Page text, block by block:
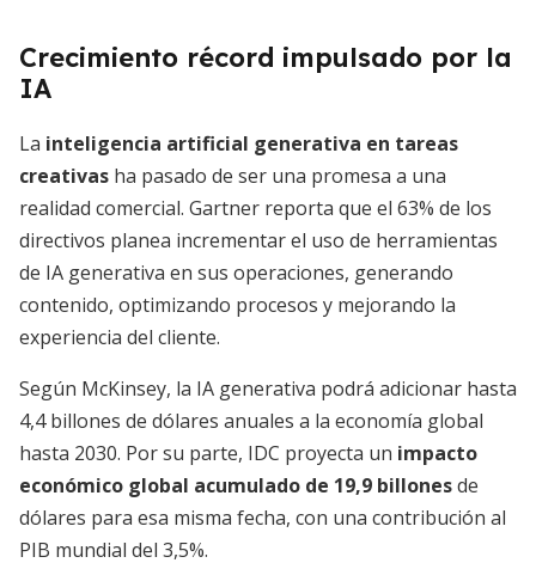
Crecimiento récord impulsado por la
IA
La inteligencia artificial generativa en tareas
creativas ha pasado de ser una promesa a una
realidad comercial. Gartner reporta que el 63% de los
directivos planea incrementar el uso de herramientas
de IA generativa en sus operaciones, generando
contenido, optimizando procesos y mejorando la
experiencia del cliente.
Según McKinsey, la IA generativa podrá adicionar hasta
4,4 billones de dólares anuales a la economía global
hasta 2030. Por su parte, IDC proyecta un impacto
económico global acumulado de 19,9 billonesde
dólares para esa misma fecha, con una contribución al
PIB mundial del 3,5%.